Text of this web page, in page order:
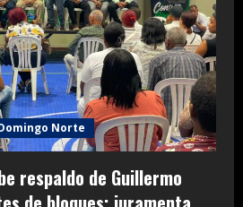
Norte
respaldo de Guillermo